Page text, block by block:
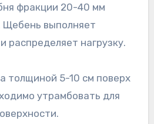
фракции 20-40 мм
Щебень выполняет
нагрузку.
толщиной 5-10 см поверх
утрамбовать для